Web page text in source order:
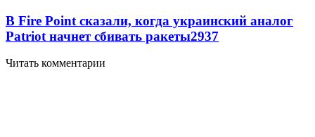
В Fire Point сказали, когда украинский аналог
Patriot начнет сбивать ракеты2937
Читать комментарии